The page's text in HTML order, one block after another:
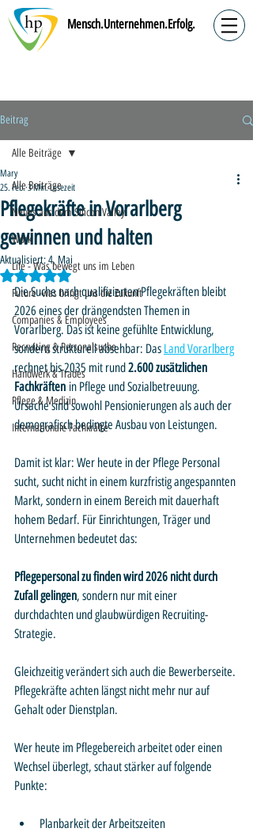
Mensch.Unternehmen.Erfolg.
Beitrag
Alle Beiträge
Neues aus dem Silicon Valley
Work
Life - Was bewegt uns im Leben
Future -was bringt uns die Zukunft
Companies & Employees
Recruiting & Personalsuche
Handwerk & Trades
Pflege & Medizin
Internationale Fachkräfte
Alle Beiträge
Pflegekräfte in Vorarlberg
gewinnen und halten
Mary
25. Feb. 3 Min. Lesezeit
Aktualisiert:4. Mai
Mit NaN von 5 Sternen bewertet.
Die Suche nach qualifizierten Pflegekräften bleibt
2026 eines der drängendsten Themen in
Vorarlberg. Das ist keine gefühlte Entwicklung,
sondern strukturell absehbar: Das Land Vorarlberg
rechnet bis 2035 mit rund 2.600 zusätzlichen
Fachkräften in Pflege und Sozialbetreuung.
Ursache sind sowohl Pensionierungen als auch der
demografisch bedingte Ausbau von Leistungen.
Damit ist klar: Wer heute in der Pflege Personal
sucht, sucht nicht in einem kurzfristig angespannten
Markt, sondern in einem Bereich mit dauerhaft
hohem Bedarf. Für Einrichtungen, Träger und
Unternehmen bedeutet das:
Pflegepersonal zu finden wird 2026 nicht durch
Zufall gelingen, sondern nur mit einer
durchdachten und glaubwürdigen Recruiting-
Strategie.
Gleichzeitig verändert sich auch die Bewerberseite.
Pflegekräfte achten längst nicht mehr nur auf
Gehalt oder Dienstplan.
Wer heute im Pflegebereich arbeitet oder einen
Wechsel überlegt, schaut stärker auf folgende
Punkte:
Planbarkeit der Arbeitszeiten